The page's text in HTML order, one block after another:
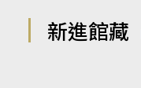
新進館藏